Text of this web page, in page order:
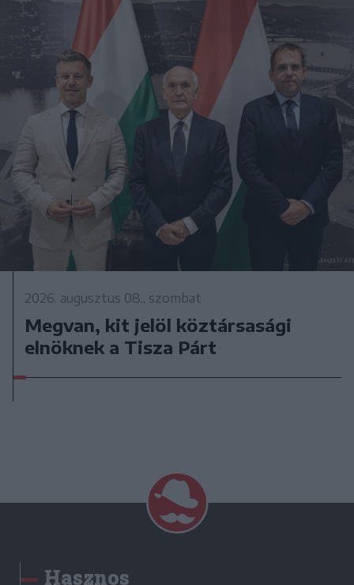
2026. augusztus 08., szombat
Megvan, kit jelöl köztársasági
elnöknek a Tisza Párt
Hasznos